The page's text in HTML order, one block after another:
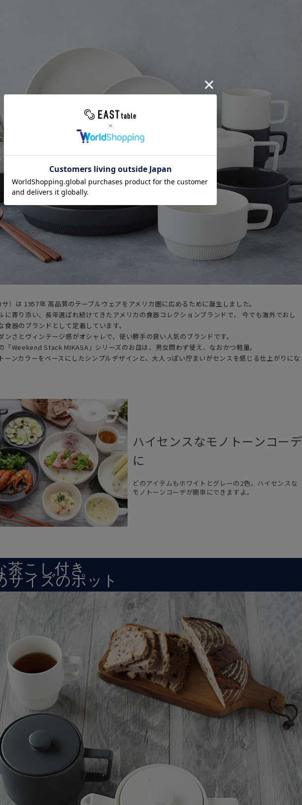
）は 1957年 高品質のテーブルウェアをアメリカ圏に広めるために誕生しました。
に寄り添い、長年選ばれ続けてきたアメリカの食器コレクションブランドで、 今でも海外でおし
食器のブランドとして定着しています。
ンさとヴィンテージ感がオシャレで、使い勝手の良い人気のブランドです。
「Weekend Stack MIKASA」シリーズのお皿は、男女問わず使え、なおかつ軽量。
ーンカラーをベースにしたシンプルデザインと、大人っぽい佇まいがセンスを感じる仕上がりにな
ハイセンスなモノトーンコーデ
に
どのアイテムもホワイトとグレーの2色。ハイセンスな
モノトーンコーデが簡単にできますよ。
茶こし付き
サイズのポット